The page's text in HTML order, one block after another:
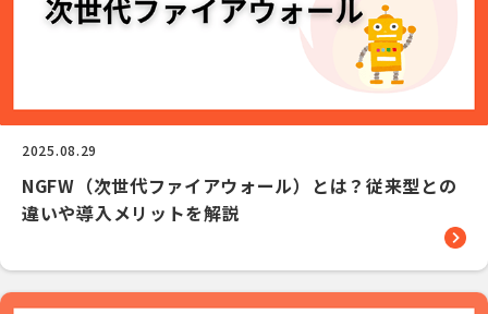
2025.08.29
NGFW（次世代ファイアウォール）とは？従来型との
違いや導入メリットを解説